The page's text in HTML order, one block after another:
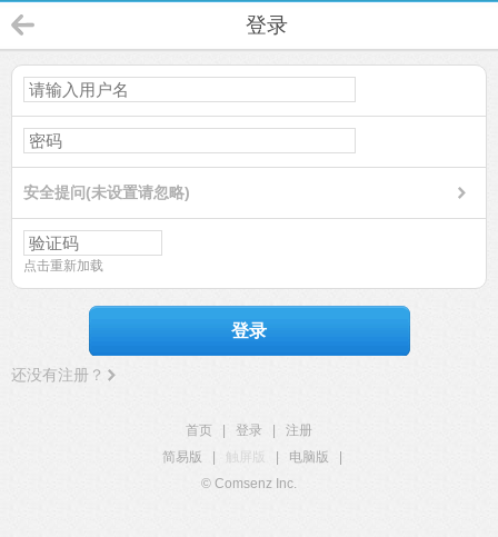
登录
安全提问(未设置请忽略)
点击重新加载
登录
还没有注册？
首页 登录
注册
简易版
触屏版 电脑版
© Comsenz Inc.